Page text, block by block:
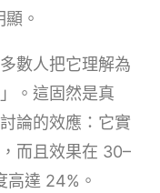
。
數人把它理解為
。這固然是真
論的效應：它實
而且效果在 30–
達 24%。